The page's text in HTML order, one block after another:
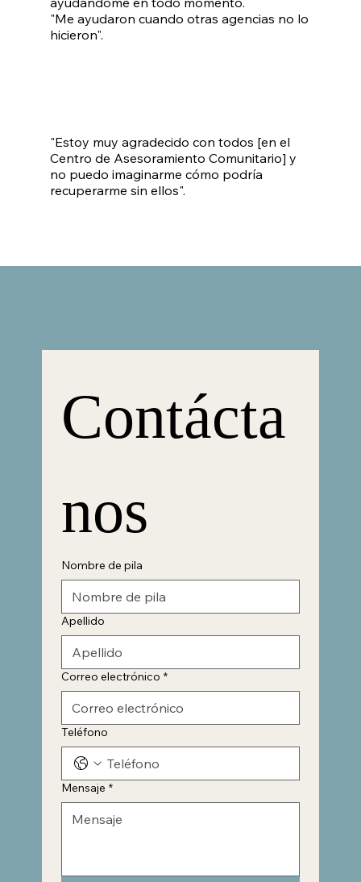
Contácta
nos
Nombre de pila
Apellido
Correo electrónico *
Teléfono
Mensaje *
"Me ayudaron cuando otras agencias no lo
hicieron".
"Estoy muy agradecido con todos [en el
Centro de Asesoramiento Comunitario] y
no puedo imaginarme cómo podría
recuperarme sin ellos".